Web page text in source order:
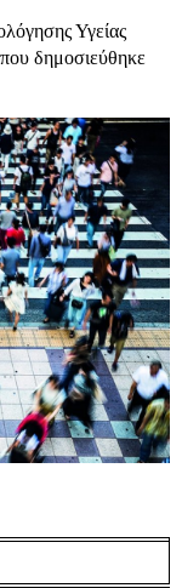
Υγείας
δημοσιεύθηκε